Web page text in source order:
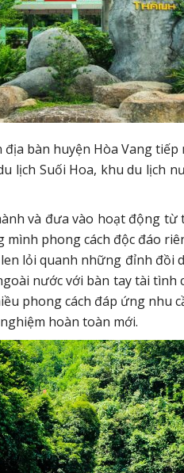
bàn huyện Hòa Vang
lịch Suối Hoa, khu du lịch
và đưa vào hoạt động
phong cách độc đáo
lỏi quanh những đỉnh
nước với bàn tay tài
phong cách đáp ứng nhu
hoàn toàn mới.